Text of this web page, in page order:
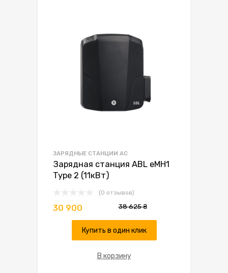
ЗАРЯДНЫЕ СТАНЦИИ AC
Зарядная станция ABL eMH1
Type 2 (11кВт)
(0 отзывов)
38 625₴
30 900
Купить в один клик
В корзину